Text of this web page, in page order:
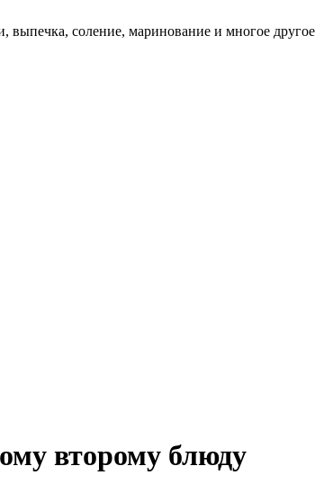
соление, маринование и многое другое
второму блюду